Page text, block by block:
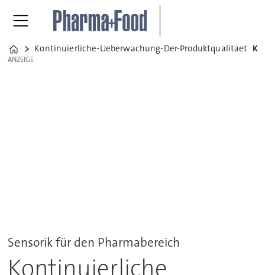
Home
Kontinuierliche-Ueberwachung-Der-Produktqualitaet
ANZEIGE
ANZEIGE
Sensorik für den Pharmabereich
Kontinuierliche